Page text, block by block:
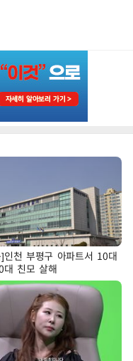
인천 부평구 아파트서 10대
대 친모 살해